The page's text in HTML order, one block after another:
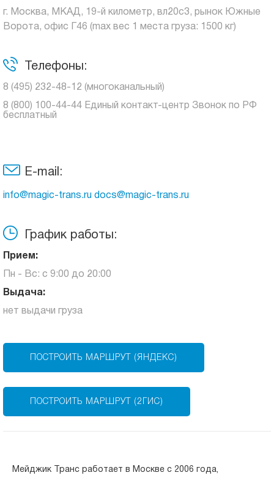
г. Москва, МКАД, 19-й километр, вл20с3, рынок Южные
Ворота, офис Г46 (max вес 1 места груза: 1500 кг)
Телефоны:
8 (495) 232-48-12 (многоканальный)
8 (800) 100-44-44 Единый контакт-центр Звонок по РФ
бесплатный
E-mail:
info@magic-trans.ru docs@magic-trans.ru
График работы:
Прием:
Пн - Вс: с 9:00 до 20:00
Выдача:
нет выдачи груза
ПОСТРОИТЬ МАРШРУТ (ЯНДЕКС)
ПОСТРОИТЬ МАРШРУТ (2ГИС)
Мейджик Транс работает в Москве с 2006 года,